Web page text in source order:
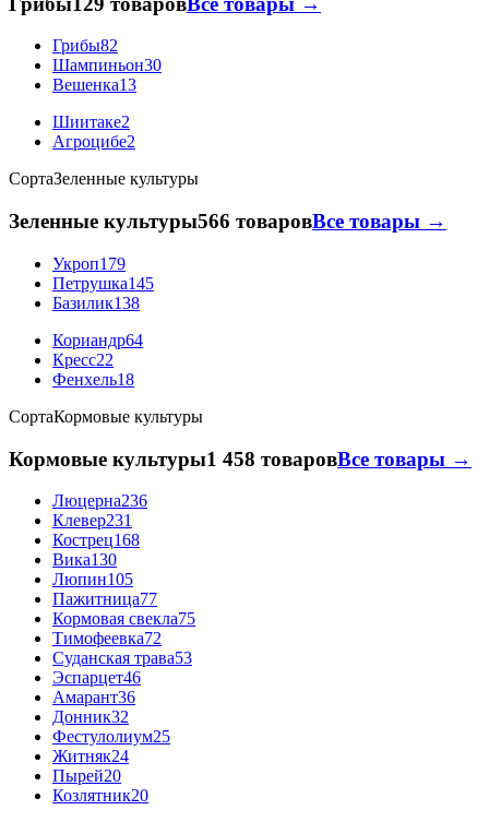
Грибы82
Шампиньон30
Вешенка13
Шиитаке2
Агроцибе2
СортаЗеленные культуры
Зеленные культуры566 товаровВсе товары →
Укроп179
Петрушка145
Базилик138
Кориандр64
Кресс22
Фенхель18
СортаКормовые культуры
Кормовые культуры1 458 товаровВсе товары →
Люцерна236
Клевер231
Кострец168
Вика130
Люпин105
Пажитница77
Кормовая свекла75
Тимофеевка72
Суданская трава53
Эспарцет46
Амарант36
Донник32
Фестулолиум25
Житняк24
Пырей20
Козлятник20